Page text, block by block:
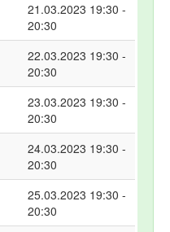
21.03.2023 19:30 -
20:30
22.03.2023 19:30 -
20:30
23.03.2023 19:30 -
20:30
24.03.2023 19:30 -
20:30
25.03.2023 19:30 -
20:30